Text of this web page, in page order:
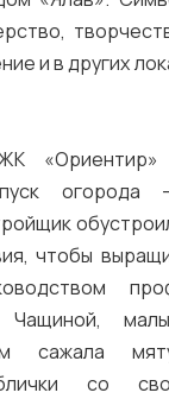
и в других
«Ориентир»
огорода
чтобы
Чащиной,
сажала
со